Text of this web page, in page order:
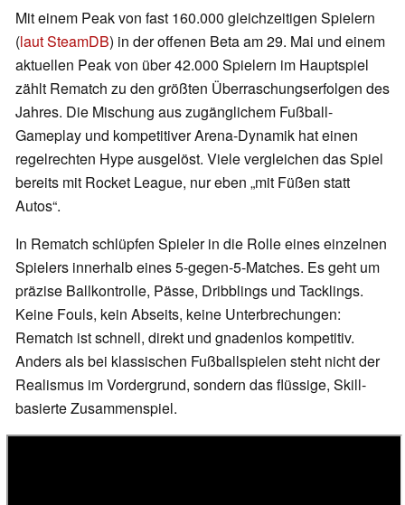
Mit einem Peak von fast 160.000 gleichzeitigen Spielern
(laut SteamDB) in der offenen Beta am 29. Mai und einem
aktuellen Peak von über 42.000 Spielern im Hauptspiel
zählt Rematch zu den größten Überraschungserfolgen des
Jahres. Die Mischung aus zugänglichem Fußball-
Gameplay und kompetitiver Arena-Dynamik hat einen
regelrechten Hype ausgelöst. Viele vergleichen das Spiel
bereits mit Rocket League, nur eben „mit Füßen statt
Autos“.
In Rematch schlüpfen Spieler in die Rolle eines einzelnen
Spielers innerhalb eines 5-gegen-5-Matches. Es geht um
präzise Ballkontrolle, Pässe, Dribblings und Tacklings.
Keine Fouls, kein Abseits, keine Unterbrechungen:
Rematch ist schnell, direkt und gnadenlos kompetitiv.
Anders als bei klassischen Fußballspielen steht nicht der
Realismus im Vordergrund, sondern das flüssige, Skill-
basierte Zusammenspiel.